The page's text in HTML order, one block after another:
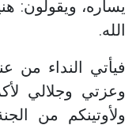
يساره، ويقولون:
الله.
فيأتي النداء من
وعزتي وجلالي
ولأوتينكم من